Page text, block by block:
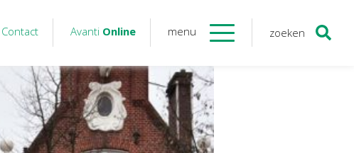
Contact Avanti Online menu zoeken
Contact
AvantiOnline
Twinfield – Boekhouden